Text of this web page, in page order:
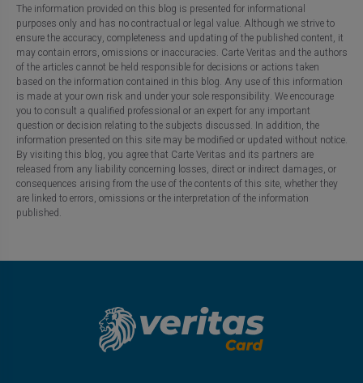
The information provided on this blog is presented for informational
purposes only and has no contractual or legal value. Although we strive to
ensure the accuracy, completeness and updating of the published content, it
may contain errors, omissions or inaccuracies. Carte Veritas and the authors
of the articles cannot be held responsible for decisions or actions taken
based on the information contained in this blog. Any use of this information
is made at your own risk and under your sole responsibility. We encourage
you to consult a qualified professional or an expert for any important
question or decision relating to the subjects discussed. In addition, the
information presented on this site may be modified or updated without notice.
By visiting this blog, you agree that Carte Veritas and its partners are
released from any liability concerning losses, direct or indirect damages, or
consequences arising from the use of the contents of this site, whether they
are linked to errors, omissions or the interpretation of the information
published.